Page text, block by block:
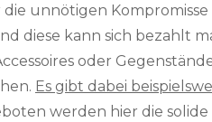
unnötigen
diese kann sich bezahlt
oder
Es gibt dabei
werden hier die